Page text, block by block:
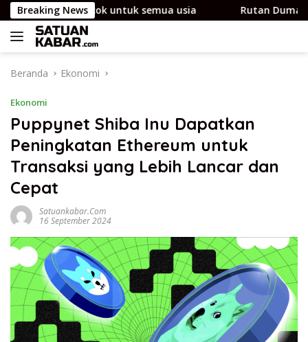
Langsung
ke
konten
Breaking News
dan cocok untuk semua usia Rutan Dumai Jalin
Beranda Ekonomi
Ekonomi
Puppynet Shiba Inu Dapatkan
Peningkatan Ethereum untuk
Transaksi yang Lebih Lancar dan
Cepat
Satuankabar.com
16 September 2024